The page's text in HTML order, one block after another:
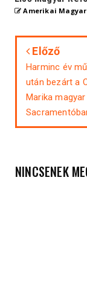
Amerikai
Előző
Harminc év
után bezárt a
Marika
NINCSENEK